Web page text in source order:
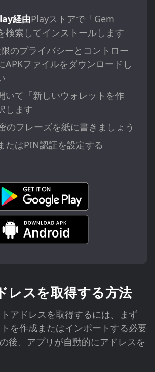
経由Playストアで「Gem
検索してインストールします
のプライバシーとコントロー
APKファイルをダウンロードし
いて「新しいウォレットを作
します
のフレーズを紙に書きましょう
たはPIN認証を設定する
レスを取得する方法
アドレスを取得するには、まず
を作成またはインポートする必要
後、アプリが自動的にアドレスを